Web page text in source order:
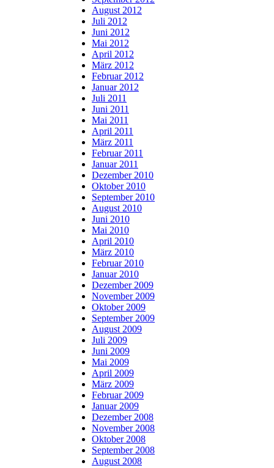
August 2012
Juli 2012
Juni 2012
Mai 2012
April 2012
März 2012
Februar 2012
Januar 2012
Juli 2011
Juni 2011
Mai 2011
April 2011
März 2011
Februar 2011
Januar 2011
Dezember 2010
Oktober 2010
September 2010
August 2010
Juni 2010
Mai 2010
April 2010
März 2010
Februar 2010
Januar 2010
Dezember 2009
November 2009
Oktober 2009
September 2009
August 2009
Juli 2009
Juni 2009
Mai 2009
April 2009
März 2009
Februar 2009
Januar 2009
Dezember 2008
November 2008
Oktober 2008
September 2008
August 2008